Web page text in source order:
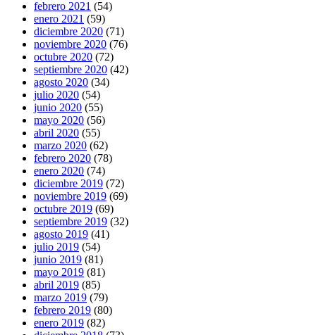
febrero 2021 (54)
enero 2021 (59)
diciembre 2020 (71)
noviembre 2020 (76)
octubre 2020 (72)
septiembre 2020 (42)
agosto 2020 (34)
julio 2020 (54)
junio 2020 (55)
mayo 2020 (56)
abril 2020 (55)
marzo 2020 (62)
febrero 2020 (78)
enero 2020 (74)
diciembre 2019 (72)
noviembre 2019 (69)
octubre 2019 (69)
septiembre 2019 (32)
agosto 2019 (41)
julio 2019 (54)
junio 2019 (81)
mayo 2019 (81)
abril 2019 (85)
marzo 2019 (79)
febrero 2019 (80)
enero 2019 (82)